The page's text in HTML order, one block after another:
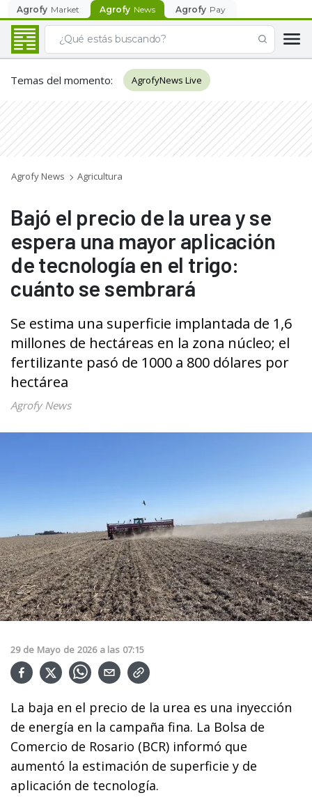
Agrofy Market Agrofy News Agrofy Pay
Temas del momento: AgrofyNews Live
Agrofy News Agricultura
Bajó el precio de la urea y se
espera una mayor aplicación
de tecnología en el trigo:
cuánto se sembrará
Se estima una superficie implantada de 1,6
millones de hectáreas en la zona núcleo; el
fertilizante pasó de 1000 a 800 dólares por
hectárea
Agrofy News
29 de Mayo de 2026 a las 07:15
La baja en el precio de la urea es una inyección
de energía en la campaña fina. La Bolsa de
Comercio de Rosario (BCR) informó que
aumentó la estimación de superficie y de
aplicación de tecnología.